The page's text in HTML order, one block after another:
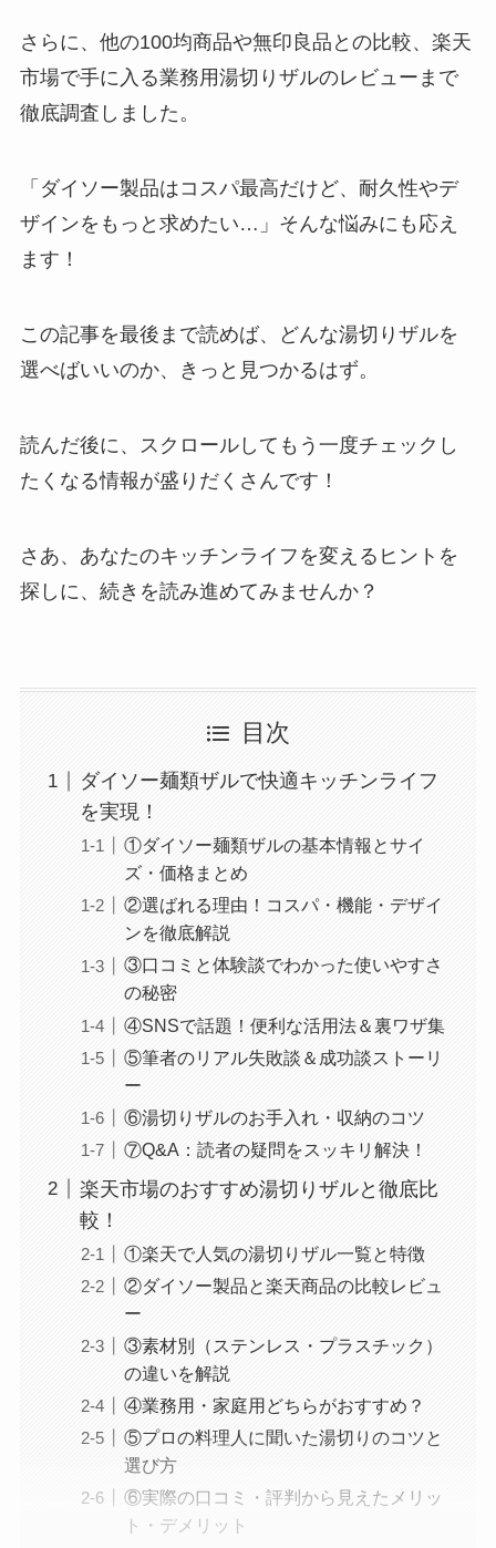
さらに、他の100均商品や無印良品との比較、楽天
市場で手に入る業務用湯切りザルのレビューまで
徹底調査しました。
「ダイソー製品はコスパ最高だけど、耐久性やデ
ザインをもっと求めたい…」そんな悩みにも応え
ます！
この記事を最後まで読めば、どんな湯切りザルを
選べばいいのか、きっと見つかるはず。
読んだ後に、スクロールしてもう一度チェックし
たくなる情報が盛りだくさんです！
さあ、あなたのキッチンライフを変えるヒントを
探しに、続きを読み進めてみませんか？
目次
ダイソー麺類ザルで快適キッチンライフ
を実現！
①ダイソー麺類ザルの基本情報とサイ
ズ・価格まとめ
②選ばれる理由！コスパ・機能・デザイ
ンを徹底解説
③口コミと体験談でわかった使いやすさ
の秘密
④SNSで話題！便利な活用法＆裏ワザ集
⑤筆者のリアル失敗談＆成功談ストーリ
ー
⑥湯切りザルのお手入れ・収納のコツ
⑦Q&A：読者の疑問をスッキリ解決！
楽天市場のおすすめ湯切りザルと徹底比
較！
①楽天で人気の湯切りザル一覧と特徴
②ダイソー製品と楽天商品の比較レビュ
ー
③素材別（ステンレス・プラスチック）
の違いを解説
④業務用・家庭用どちらがおすすめ？
⑤プロの料理人に聞いた湯切りのコツと
選び方
⑥実際の口コミ・評判から見えたメリッ
ト・デメリット